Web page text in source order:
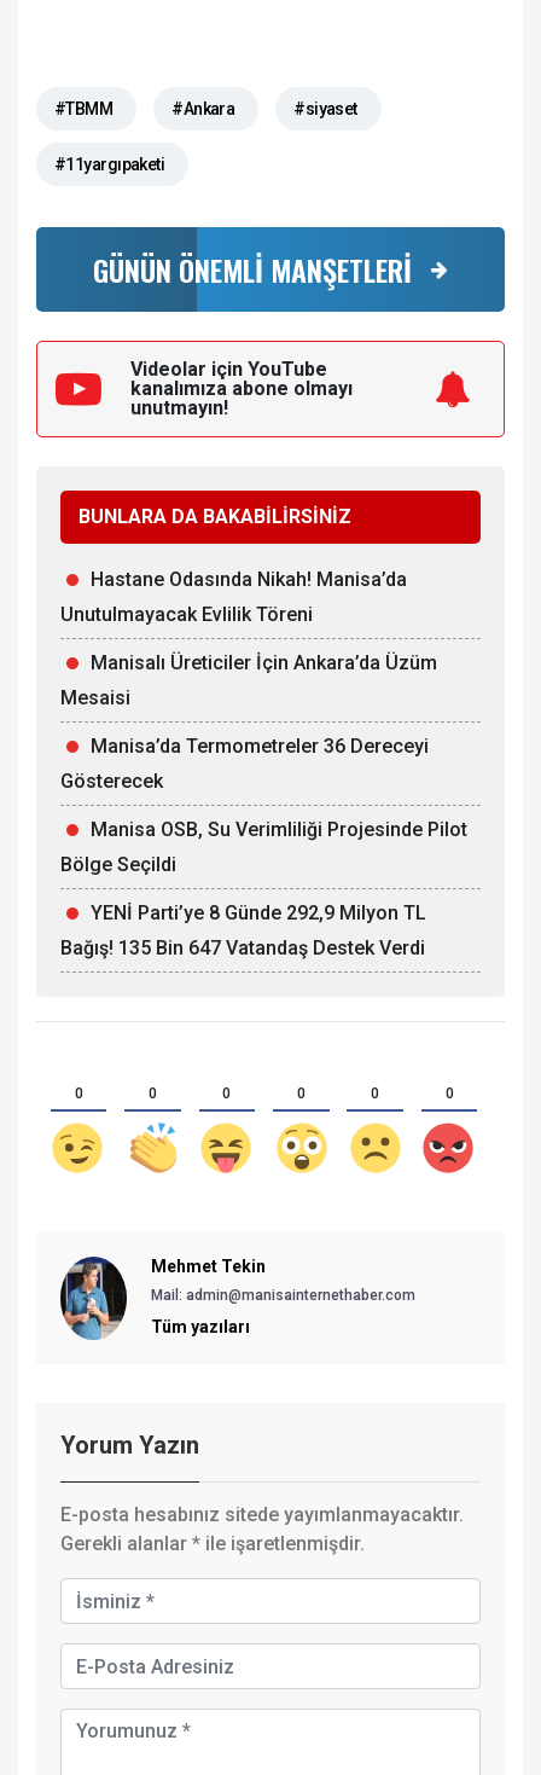
#TBMM #Ankara #siyaset
#11yargıpaketi
GÜNÜN ÖNEMLİ MANŞETLERİ
Videolar için YouTube
kanalımıza abone olmayı
unutmayın!
BUNLARA DA BAKABİLİRSİNİZ
Hastane Odasında Nikah! Manisa’da
Unutulmayacak Evlilik Töreni
Manisalı Üreticiler İçin Ankara’da Üzüm
Mesaisi
Manisa’da Termometreler 36 Dereceyi
Gösterecek
Manisa OSB, Su Verimliliği Projesinde Pilot
Bölge Seçildi
YENİ Parti’ye 8 Günde 292,9 Milyon TL
Bağış! 135 Bin 647 Vatandaş Destek Verdi
0 0 0 0 0 0
Mehmet Tekin
Mail: admin@manisainternethaber.com
Tüm yazıları
Yorum Yazın
E-posta hesabınız sitede yayımlanmayacaktır.
Gerekli alanlar * ile işaretlenmişdir.